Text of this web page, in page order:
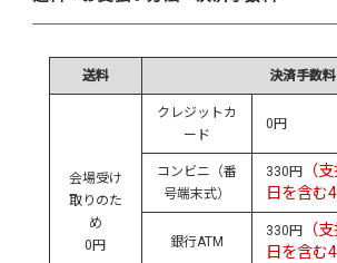
送料 決済手数料
会場受け
取りのた
め
0円
クレジットカ
ード
0円
コンビニ（番
号端末式）
330円（支
日を含む
銀行ATM
330円（支
日を含む